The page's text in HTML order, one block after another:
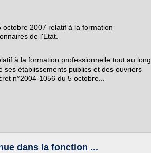
2007 relatif à la formation
de l'Etat.
à la formation professionnelle tout au long
établissements publics et des ouvriers
n°2004-1056 du 5 octobre...
dans la fonction ...